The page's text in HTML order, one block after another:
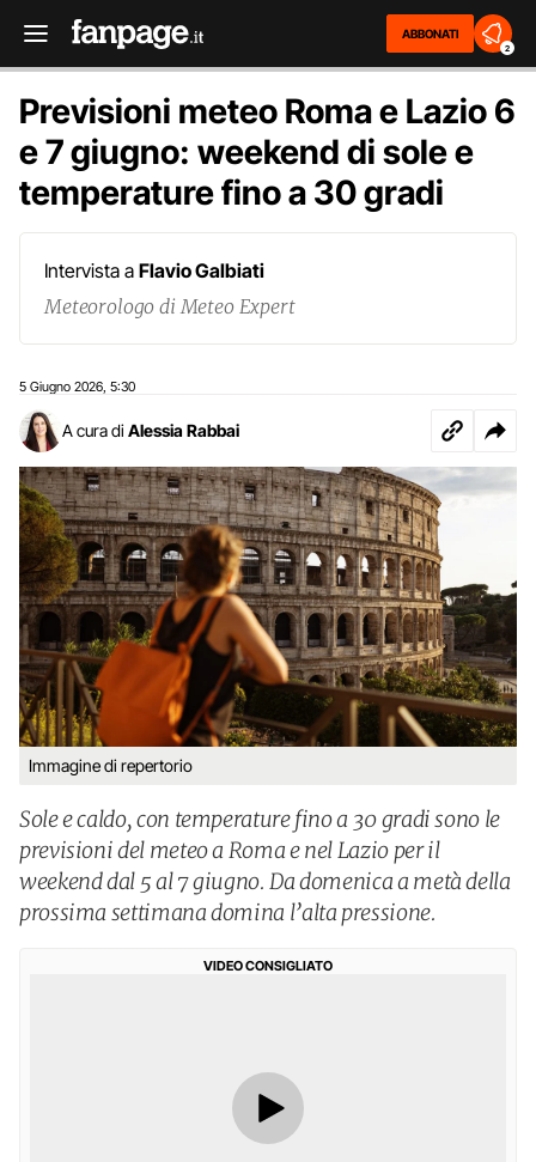
ABBONATI
2
Previsioni meteo Roma e Lazio 6
e 7 giugno: weekend di sole e
temperature fino a 30 gradi
Intervista a Flavio Galbiati
Meteorologo di Meteo Expert
5 Giugno 2026 5:30
A cura di Alessia Rabbai
Immagine di repertorio
Sole e caldo, con temperature fino a 30 gradi sono le
previsioni del meteo a Roma e nel Lazio per il
weekend dal 5 al 7 giugno. Da domenica a metà della
prossima settimana domina l’alta pressione.
VIDEO CONSIGLIATO